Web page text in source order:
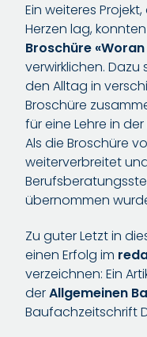
Ein weiteres
Herzen lag,
Broschüre
verwirklichen.
den Alltag in
Broschüre
für eine Lehre in
Als die Broschüre
weiterverbreitet
übernommen
Zu guter Letzt in
einen Erfolg im
verzeichnen: Ein
derAllgemeinen
Baufachzeitschrift